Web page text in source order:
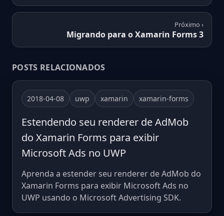
Próximo ›
Migrando para o Xamarin Forms 3
POSTS RELACIONADOS
2018-04-08 uwp xamarin xamarin-forms
Estendendo seu renderer de AdMob
do Xamarin Forms para exibir
Microsoft Ads no UWP
Aprenda a estender seu renderer de AdMob do
Xamarin Forms para exibir Microsoft Ads no
UWP usando o Microsoft Advertising SDK.